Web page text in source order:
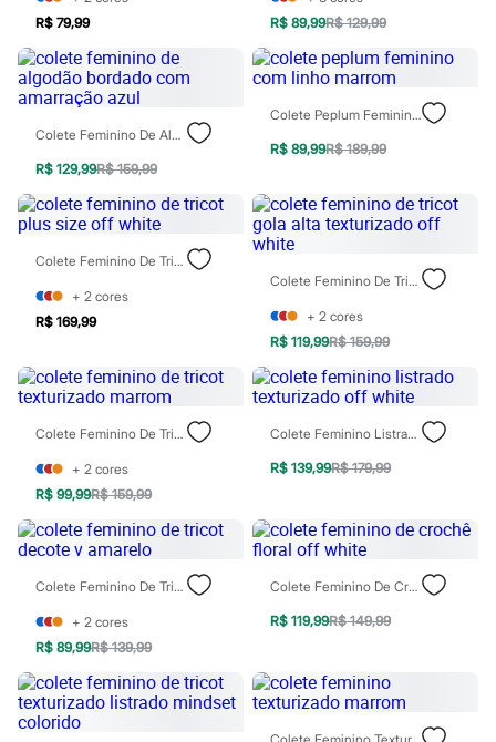
Meias
Moda praia
Personagens
Plus size
Calças
Camisas
Casacos e Jaquetas
Jeans
Moda esportiva
Shorts e Bermudas
Todos os produtos
Em alta
Arrumadinho para os meninos
Novidades
Roupas menina
1 a 5 anos
4 a 12 anos
10 a 16 anos
Roupas menino
0 a 24 meses
1 a 5 anos
4 a 12 anos
10 a 16 anos
Acessórios
Recém-nascido
Bolsas e Mochilas
Chapéus
Calçados
Botas
Chinelos
Pantufas
R$ 79,99
R$ 89,99R$ 129,99
Colete Feminino De Algodão Bordado Com Amarração Azul
R$ 129,99R$ 159,99
Colete Peplum Feminino Com Linho Marrom
R$ 89,99R$ 189,99
Colete Feminino De Tricot Plus Size Off White
+ 2 cores
R$ 169,99
Colete Feminino De Tricot Gola Alta Texturizado Off White
+ 2 cores
R$ 119,99R$ 159,99
Colete Feminino De Tricot Texturizado Marrom
+ 2 cores
R$ 99,99R$ 159,99
Colete Feminino Listrado Texturizado Off White
R$ 139,99R$ 179,99
Colete Feminino De Tricot Decote V Amarelo
+ 2 cores
R$ 89,99R$ 139,99
Colete Feminino De Crochê Floral Off White
R$ 119,99R$ 149,99